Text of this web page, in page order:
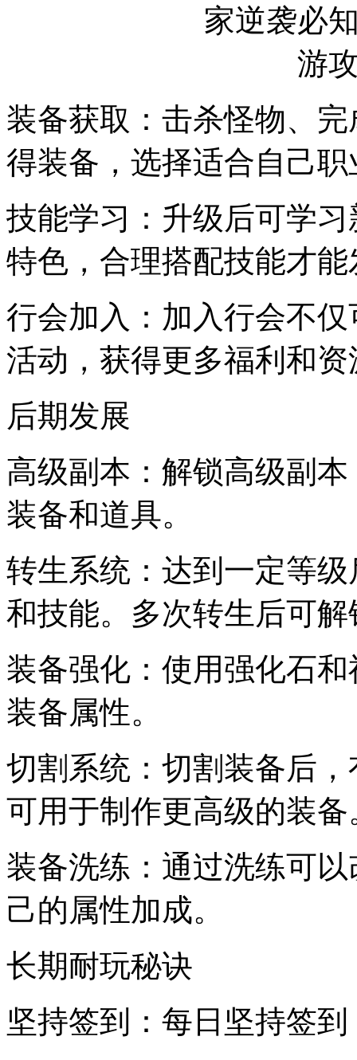
装备获取：击杀怪物、
得装备，选择适合自己
技能学习：升级后可学
特色，合理搭配技能才
行会加入：加入行会不
活动，获得更多福利和资
后期发展
高级副本：解锁高级副
装备和道具。
转生系统：达到一定等
和技能。多次转生后可
装备强化：使用强化石
装备属性。
切割系统：切割装备后
可用于制作更高级的装备
装备洗练：通过洗练可
己的属性加成。
长期耐玩秘诀
坚持签到：每日坚持签